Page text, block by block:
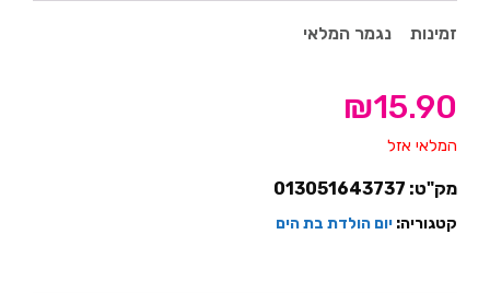
זמינות נגמר המלאי
₪15.90
המלאי אזל
מק"ט: 013051643737
קטגוריה: יום הולדת בת הים